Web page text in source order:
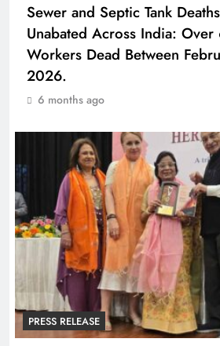
Sewer and Septic Tank
Unabated Across India: Over
Workers Dead Between
2026.
6 months ago
PRESS RELEASE